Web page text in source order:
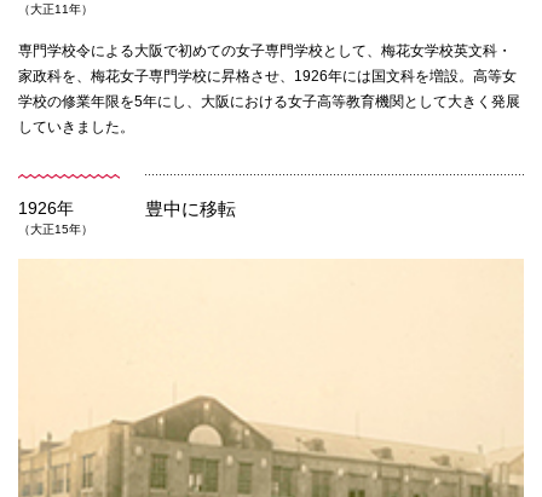
（大正11年）
専門学校令による大阪で初めての女子専門学校として、梅花女学校英文科・
家政科を、梅花女子専門学校に昇格させ、1926年には国文科を増設。高等女
学校の修業年限を5年にし、大阪における女子高等教育機関として大きく発展
していきました。
1926年
（大正15年）
豊中に移転